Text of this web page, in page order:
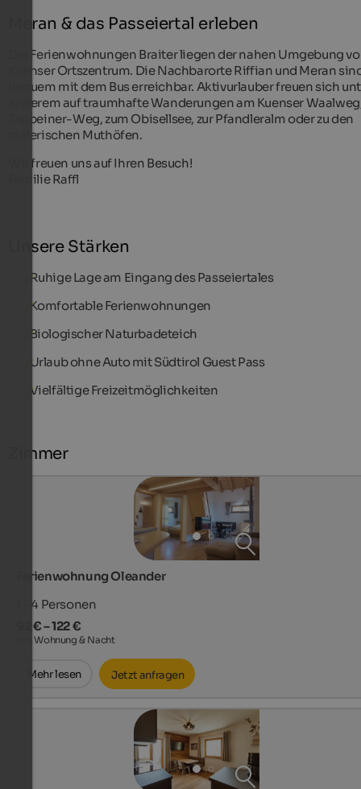
Meran & das Passeiertal erleben
Die Ferienwohnungen Braiter liegen der nahen Umgebung
Kuenser Ortszentrum. Die Nachbarorte Riffian und Meran
bequem mit dem Bus erreichbar. Aktivurlauber freuen sich
anderem auf traumhafte Wanderungen am Kuenser
Tappeiner-Weg, zum Obisellsee, zur Pfandleralm oder zu den
malerischen Muthöfen.
Wir freuen uns auf Ihren Besuch!
Familie Raffl
Unsere Stärken
Ruhige Lage am Eingang des Passeiertales
Komfortable Ferienwohnungen
Biologischer Naturbadeteich
Urlaub ohne Auto mit Südtirol Guest Pass
Vielfältige Freizeitmöglichkeiten
Zimmer
Ferienwohnung Oleander
1 - 4 Personen
92 € – 122 €
pro Wohnung & Nacht
Mehr lesen Jetzt anfragen